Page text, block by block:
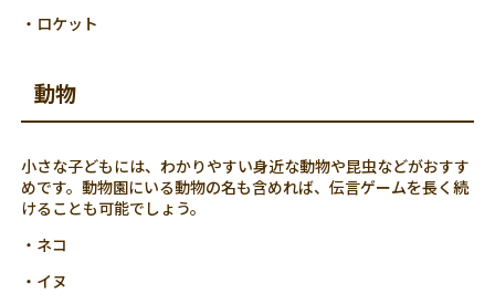
・ロケット
動物
小さな子どもには、わかりやすい身近な動物や昆虫などがおすす
めです。動物園にいる動物の名も含めれば、伝言ゲームを長く続
けることも可能でしょう。
・ネコ
・イヌ